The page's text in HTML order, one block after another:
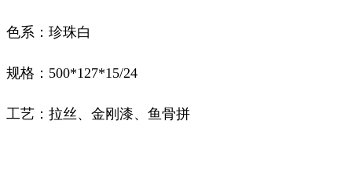
色系：珍珠白
规格： 500*127*15/24
工艺：拉丝、金刚漆、鱼骨拼